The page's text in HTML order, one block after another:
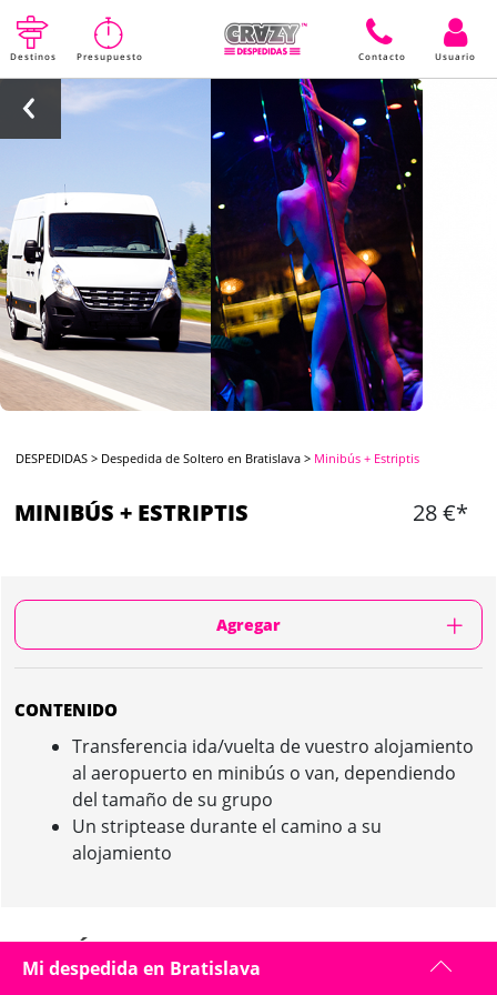
Destinos Presupuesto Contacto Usuario
DESPEDIDAS > Despedida de Soltero en Bratislava > Minibús + Estriptis
MINIBÚS + ESTRIPTIS 28 €*
Agregar
CONTENIDO
Transferencia ida/vuelta de vuestro alojamiento
al aeropuerto en minibús o van, dependiendo
del tamaño de su grupo
Un striptease durante el camino a su
alojamiento
MINIBÚS + ESTRIPTIS IN BRATISLAVA :
PRESENTACIÓN
Mi despedida en Bratislava